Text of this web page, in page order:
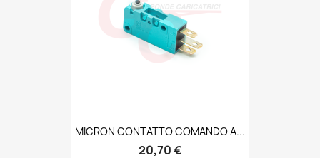
MICRON CONTATTO COMANDO A...
20,70 €